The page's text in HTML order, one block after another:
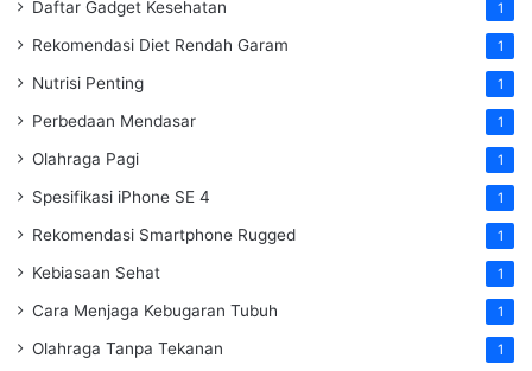
Daftar Gadget Kesehatan 1
Rekomendasi Diet Rendah Garam 1
Nutrisi Penting 1
Perbedaan Mendasar 1
Olahraga Pagi 1
Spesifikasi iPhone SE 4 1
Rekomendasi Smartphone Rugged 1
Kebiasaan Sehat 1
Cara Menjaga Kebugaran Tubuh 1
Olahraga Tanpa Tekanan 1